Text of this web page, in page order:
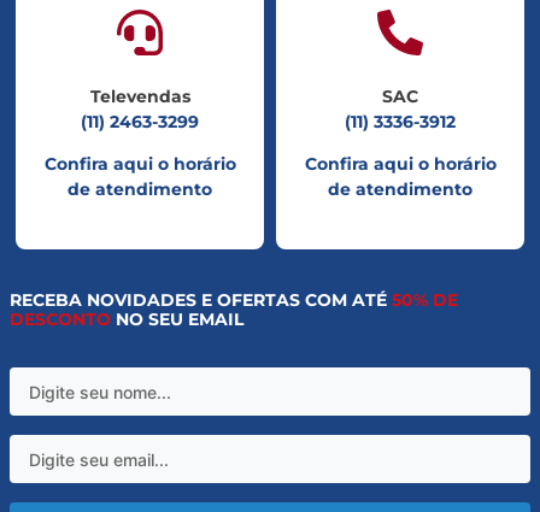
Televendas
(11) 2463-3299
Confira aqui o horário
de atendimento
SAC
(11) 3336-3912
Confira aqui o horário
de atendimento
RECEBA NOVIDADES E OFERTAS COM ATÉ 50% DE
DESCONTO NO SEU EMAIL